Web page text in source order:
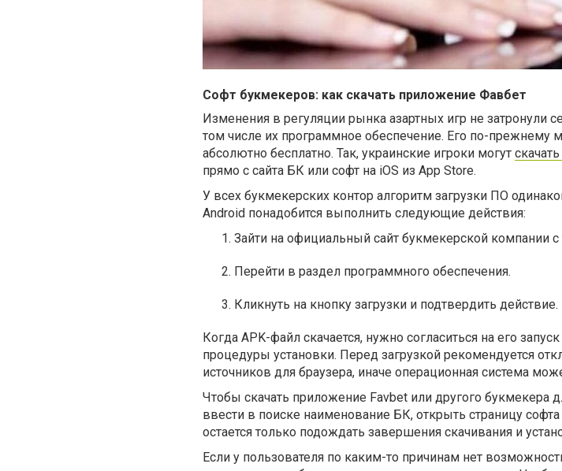
Софт букмекеров: как скачать приложение Фавбет
Изменения в регуляции рынка азартных игр не затронули
том числе их программное обеспечение. Его по-прежнему
абсолютно бесплатно. Так, украинские игроки могут
прямо с сайта БК или софт на iOS из App Store.
У всех букмекерских контор алгоритм загрузки ПО
Android понадобится выполнить следующие действия:
Зайти на официальный сайт букмекерской компании с
Перейти в раздел программного обеспечения.
Кликнуть на кнопку загрузки и подтвердить действие.
Когда APK-файл скачается, нужно согласиться на его
процедуры установки. Перед загрузкой рекомендуется
источников для браузера, иначе операционная система
Чтобы скачать приложение Favbet или другого букмекера
ввести в поиске наименование БК, открыть страницу софта
остается только подождать завершения скачивания и
Если у пользователя по каким-то причинам нет